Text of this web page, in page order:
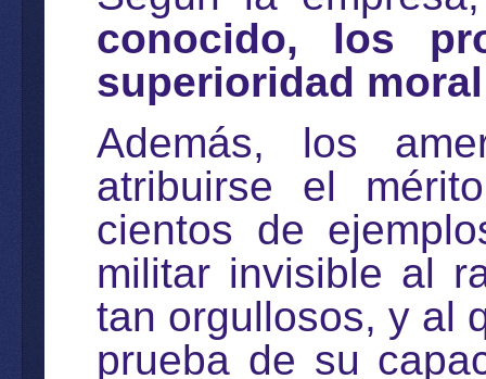
conocido, los
superioridad
Además, los
atribuirse el
cientos de
militar invisible al
tan orgullosos, y al
prueba de su